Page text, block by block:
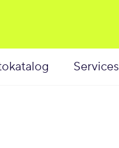
Services